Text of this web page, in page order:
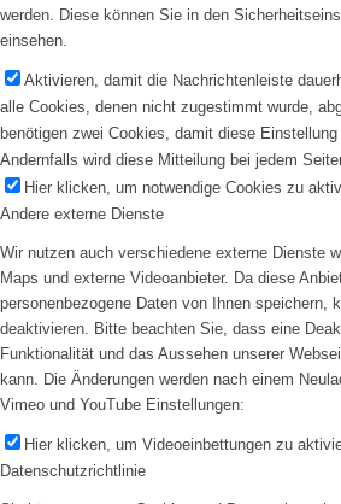
werden. Diese können Sie in den
einsehen.
Aktivieren, damit die Nachrichtenleiste
alle Cookies, denen nicht zugestimmt wurde,
benötigen zwei Cookies, damit diese Einstellung
Andernfalls wird diese Mitteilung bei jedem
Hier klicken, um notwendige Cookies zu
Andere externe Dienste
Wir nutzen auch verschiedene externe Dienste
Maps und externe Videoanbieter. Da diese
personenbezogene Daten von Ihnen speichern,
deaktivieren. Bitte beachten Sie, dass eine
Funktionalität und das Aussehen unserer
kann. Die Änderungen werden nach einem
Vimeo und YouTube Einstellungen:
Hier klicken, um Videoeinbettungen zu
Datenschutzrichtlinie